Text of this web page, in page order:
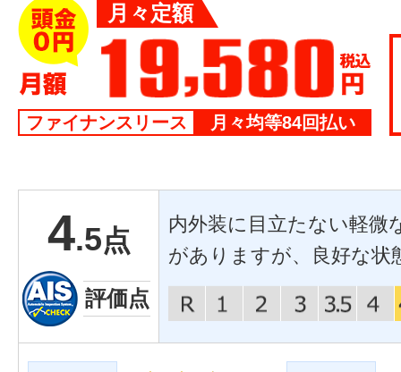
月々定額
ファイナンスリース 月々均等84回払い
4.5点
評価点
内外装に目立たない軽微
がありますが、良好な状